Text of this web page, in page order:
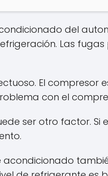
del
Las
El compresor
con el
ser otro factor. Si
acondicionado